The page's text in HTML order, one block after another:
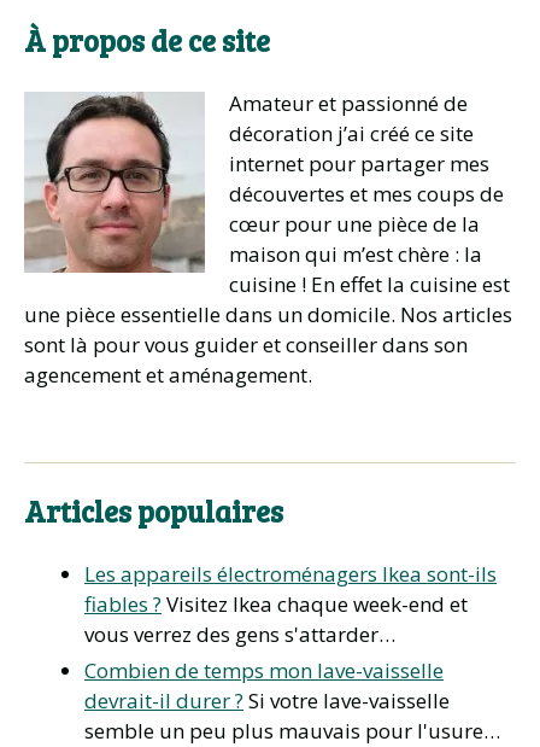
À propos de ce site
Amateur et passionné de
décoration j’ai créé ce site
internet pour partager mes
découvertes et mes coups de
cœur pour une pièce de la
maison qui m’est chère : la
cuisine ! En effet la cuisine est
une pièce essentielle dans un domicile. Nos articles
sont là pour vous guider et conseiller dans son
agencement et aménagement.
Articles populaires
Les appareils électroménagers Ikea sont-ils
fiables ? Visitez Ikea chaque week-end et
vous verrez des gens s'attarder…
Combien de temps mon lave-vaisselle
devrait-il durer ? Si votre lave-vaisselle
semble un peu plus mauvais pour l'usure…